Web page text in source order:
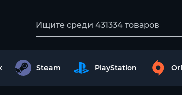
Steam PlayStation